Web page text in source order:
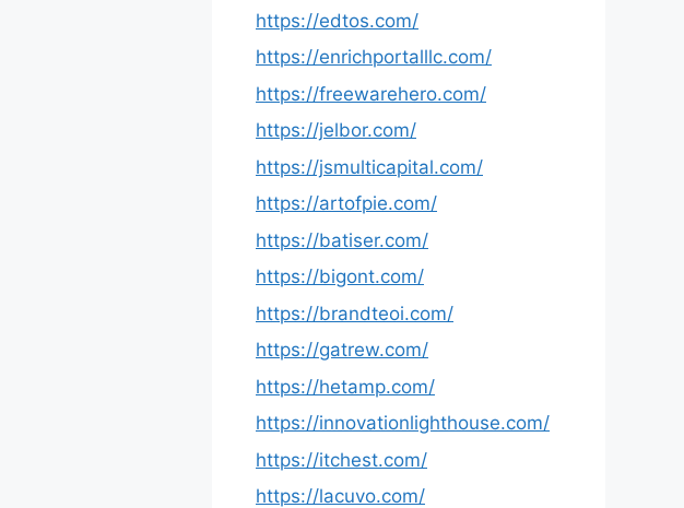
https://edtos.com/
https://enrichportalllc.com/
https://freewarehero.com/
https://jelbor.com/
https://jsmulticapital.com/
https://artofpie.com/
https://batiser.com/
https://bigont.com/
https://brandteoi.com/
https://gatrew.com/
https://hetamp.com/
https://innovationlighthouse.com/
https://itchest.com/
https://lacuvo.com/